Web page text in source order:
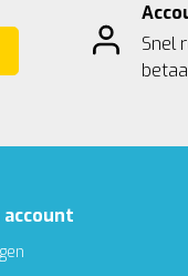
Snel
account